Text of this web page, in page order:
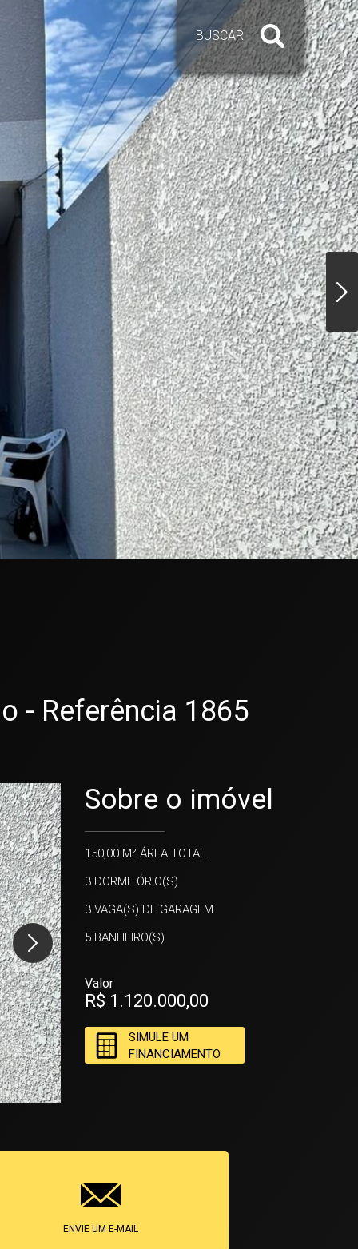
BUSCAR
- Referência 1865
Sobre o imóvel
150,00 M² ÁREA TOTAL
3 DORMITÓRIO(S)
3 VAGA(S) DE GARAGEM
5 BANHEIRO(S)
Valor
R$ 1.120.000,00
SIMULE UM
FINANCIAMENTO
ENVIE UM E-MAIL